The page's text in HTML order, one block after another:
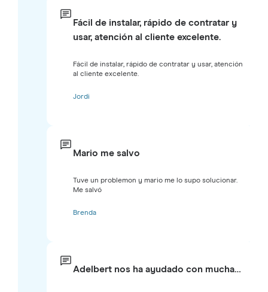
Fácil de instalar, rápido de contratar y
usar, atención al cliente excelente.
Fácil de instalar, rápido de contratar y usar, atención
al cliente excelente.
Jordi
Mario me salvo
Tuve un problemon y mario me lo supo solucionar.
Me salvó
Brenda
Adelbert nos ha ayudado con mucha…